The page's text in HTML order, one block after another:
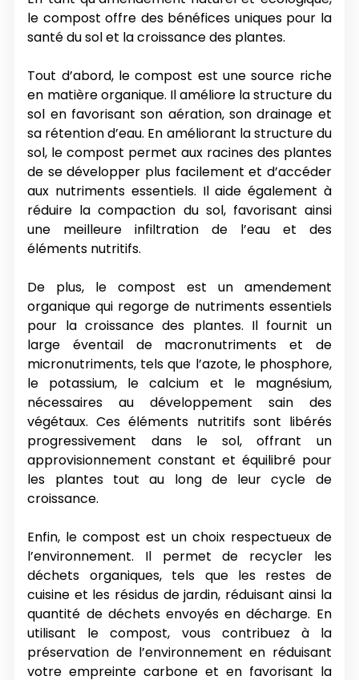
le compost offre des bénéfices uniques pour la
santé du sol et la croissance des plantes.
Tout d’abord, le compost est une source riche
en matière organique. Il améliore la structure du
sol en favorisant son aération, son drainage et
sa rétention d’eau. En améliorant la structure du
sol, le compost permet aux racines des plantes
de se développer plus facilement et d’accéder
aux nutriments essentiels. Il aide également à
réduire la compaction du sol, favorisant ainsi
une meilleure infiltration de l’eau et des
éléments nutritifs.
De plus, le compost est un amendement
organique qui regorge de nutriments essentiels
pour la croissance des plantes. Il fournit un
large éventail de macronutriments et de
micronutriments, tels que l’azote, le phosphore,
le potassium, le calcium et le magnésium,
nécessaires au développement sain des
végétaux. Ces éléments nutritifs sont libérés
progressivement dans le sol, offrant un
approvisionnement constant et équilibré pour
les plantes tout au long de leur cycle de
croissance.
Enfin, le compost est un choix respectueux de
l’environnement. Il permet de recycler les
déchets organiques, tels que les restes de
cuisine et les résidus de jardin, réduisant ainsi la
quantité de déchets envoyés en décharge. En
utilisant le compost, vous contribuez à la
préservation de l’environnement en réduisant
votre empreinte carbone et en favorisant la